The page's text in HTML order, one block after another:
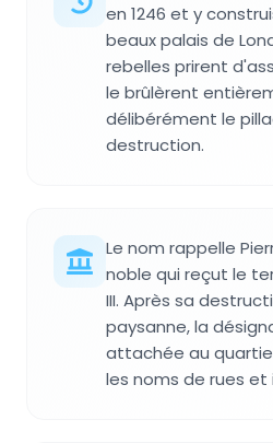
en 1246 et y
beaux palais de
rebelles prirent
le brûlèrent
délibérément le
destruction.
Le nom rappelle
noble qui reçut le
III. Après sa
paysanne, la
attachée au
les noms de rues